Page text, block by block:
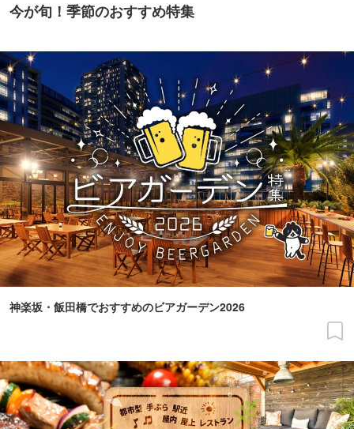
今が旬！季節のおすすめ特集
神楽坂・飯田橋でおすすめのビアガーデン2026